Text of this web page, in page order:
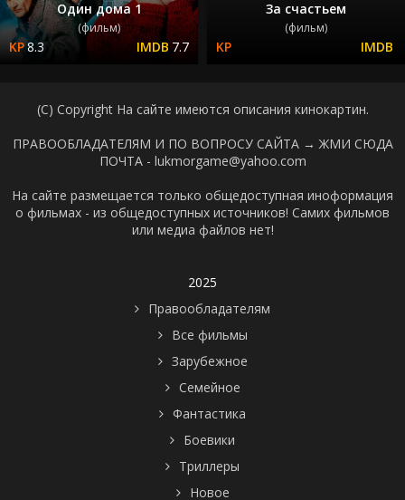
Один дома 1
(фильм)
8.3 7.7
За счастьем
(фильм)
(C) Copyright На сайте имеются описания кинокартин.
ПРАВООБЛАДАТЕЛЯМ И ПО ВОПРОСУ САЙТА → ЖМИ СЮДА
ПОЧТА - lukmorgame@yahoo.com
На сайте размещается только общедоступная иноформация
о фильмах - из общедоступных источников! Самих фильмов
или медиа файлов нет!
2025
Правообладателям
Все фильмы
Зарубежное
Семейное
Фантастика
Боевики
Триллеры
Новое